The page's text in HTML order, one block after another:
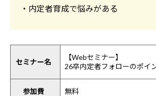
・内定者育成で悩みがある
セミナー名
【Webセミナー】
26卒内定者フォローのポイ
参加費 無料